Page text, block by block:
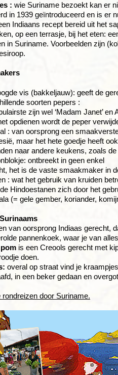
: wie Suriname bezoekt kan er
in 1939 geïntroduceerd en is er
Indiaans recept bereid uit het
op een terrasje, bij het eten:
in Suriname. Voorbeelden zijn
vis (bakkeljauw): geeft de
soorten pepers :
zijn wel ‘Madam Janet’
opdienen wordt de peper
: van oorsprong een
maar het hete goedje heeft
naar andere keukens, zoals
ontbreekt in geen enkel
het is de vaste smaakmaker in
: wat het gebruik van kruiden
Hindoestanen zich door het
(= gele gember, koriander,
van oorsprong Indiaas gerecht,
pannenkoek, waar je van
is een Creools gerecht met
doen.
overal op straat vind je
in een beker gedaan en
rondreizen door Suriname.